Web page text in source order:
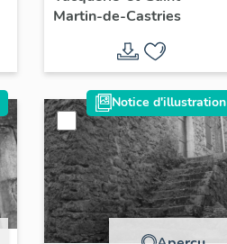
Martin-de-Castries
Notice d'illustration